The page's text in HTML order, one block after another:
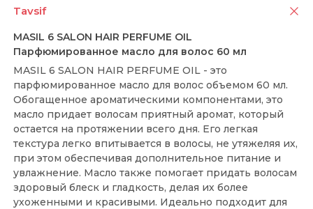
Tavsif
MASIL 6 SALON HAIR PERFUME OIL
Парфюмированное масло для волос 60 мл
MASIL 6 SALON HAIR PERFUME OIL - это
парфюмированное масло для волос объемом 60 мл.
Обогащенное ароматическими компонентами, это
масло придает волосам приятный аромат, который
остается на протяжении всего дня. Его легкая
текстура легко впитывается в волосы, не утяжеляя их,
при этом обеспечивая дополнительное питание и
увлажнение. Масло также помогает придать волосам
здоровый блеск и гладкость, делая их более
ухоженными и красивыми. Идеально подходит для